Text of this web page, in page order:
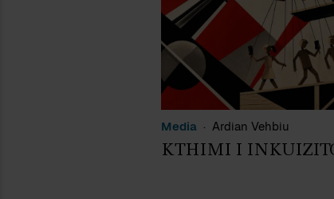
Media Ardian Vehbiu
KTHIMI I